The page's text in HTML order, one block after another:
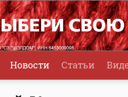
Новости Статьи